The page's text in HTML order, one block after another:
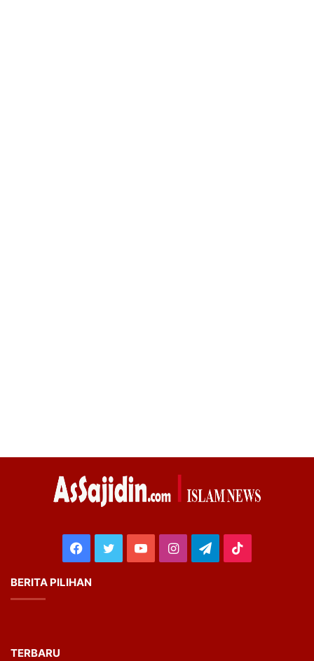
Facebook
TwitterYouTubeInstagram
Telegram
BERITA PILIHAN
TERBARU